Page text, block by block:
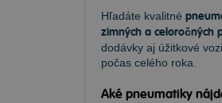
Hľadáte kvalitné
zimných a celoročných
dodávky aj úžitkové
počas celého roka.
Aké pneumatiky